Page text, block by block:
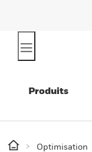
Produits
Optimisation